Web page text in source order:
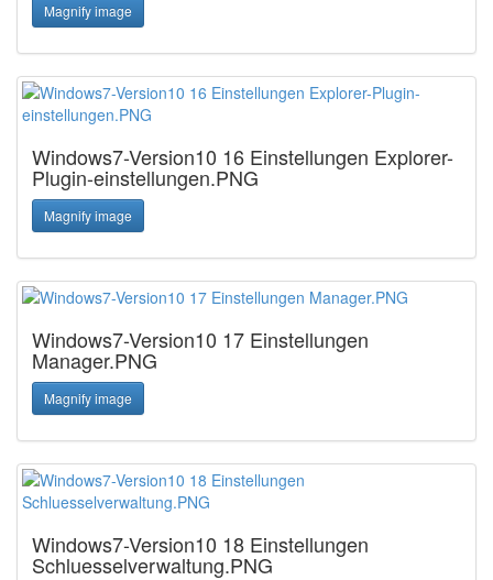
Magnify image
Windows7-Version10 16 Einstellungen Explorer-
Plugin-einstellungen.PNG
Magnify image
Windows7-Version10 17 Einstellungen
Manager.PNG
Magnify image
Windows7-Version10 18 Einstellungen
Schluesselverwaltung.PNG